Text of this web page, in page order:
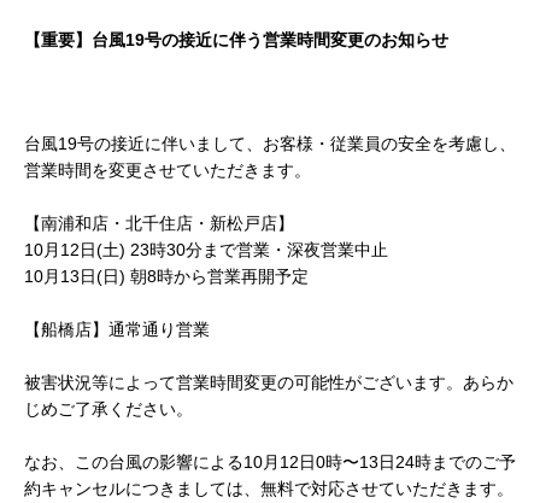
【重要】台風19号の接近に伴う営業時間変更のお知らせ
台風19号の接近に伴いまして、お客様・従業員の安全を考慮し、
営業時間を変更させていただきます。
【南浦和店・北千住店・新松戸店】
10月12日(土) 23時30分まで営業・深夜営業中止
10月13日(日) 朝8時から営業再開予定
【船橋店】通常通り営業
被害状況等によって営業時間変更の可能性がございます。あらか
じめご了承ください。
なお、この台風の影響による10月12日0時〜13日24時までのご予
約キャンセルにつきましては、無料で対応させていただきます。